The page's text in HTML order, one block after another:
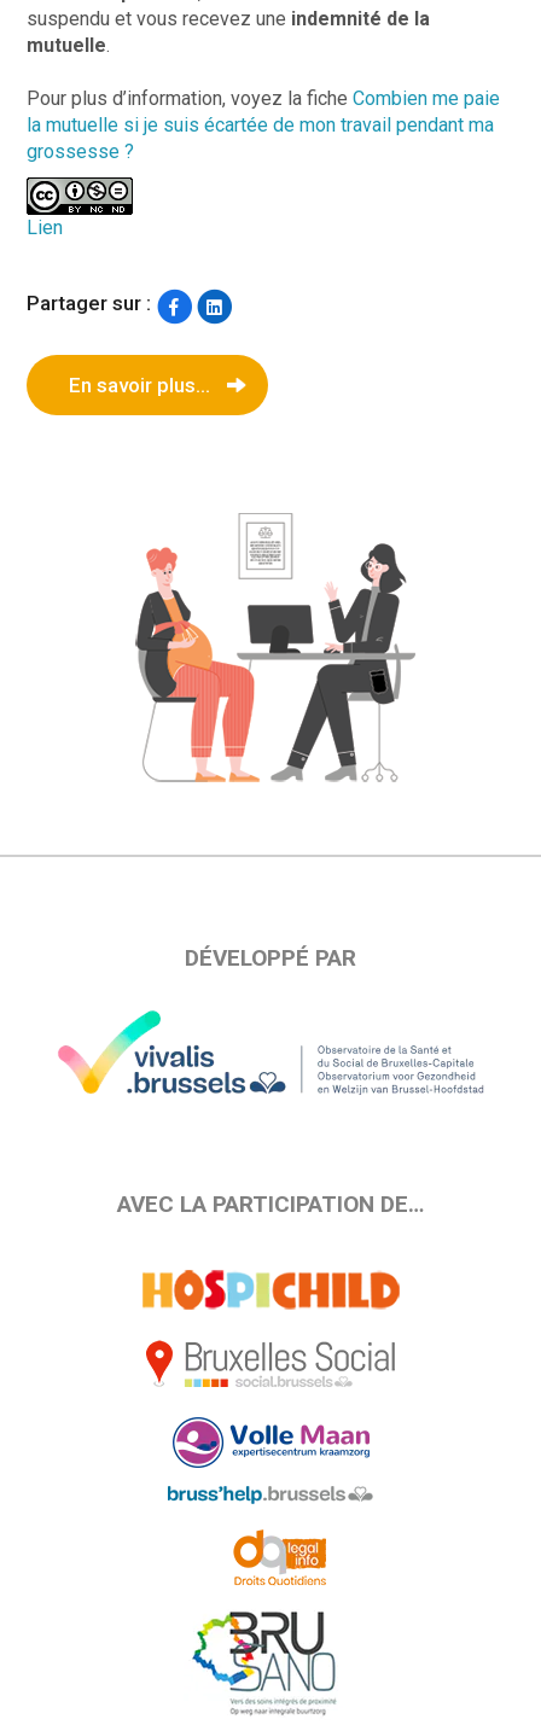
suspendu et vous recevez une indemnité de la
mutuelle.
Pour plus d’information, voyez la ficheCombien me paie
la mutuelle si je suis écartée de mon travail pendant ma
grossesse ?
Lien
Partager sur :
En savoir plus...
DÉVELOPPÉ PAR
AVEC LA PARTICIPATION DE…